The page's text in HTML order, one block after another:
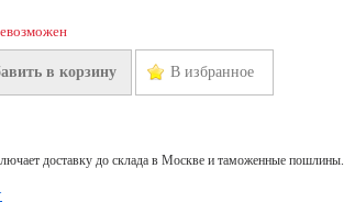
в корзину В избранное
доставку до склада в Москве и таможенные пошлины.